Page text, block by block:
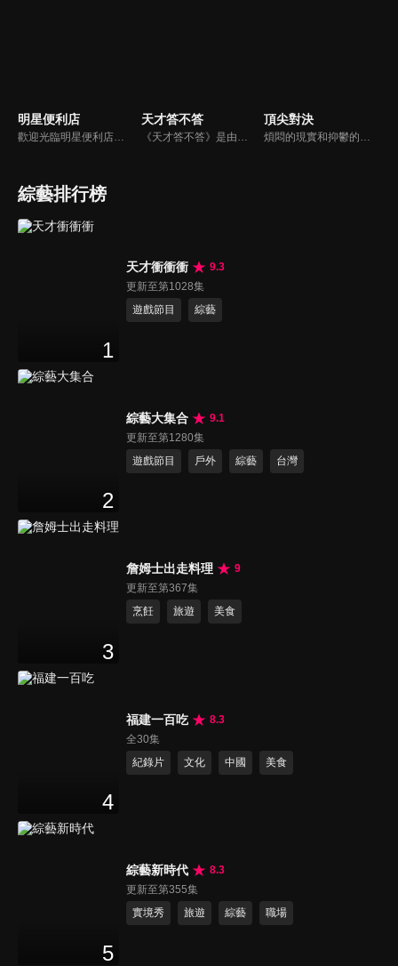
明星便利店 天才答不答 頂尖對決
綜藝排行榜
1
天才衝衝衝
9.3
更新至第1028集
遊戲節目
綜藝
2
綜藝大集合
9.1
更新至第1280集
遊戲節目
戶外 綜藝 台灣
3
詹姆士出走料理
9
更新至第367集
烹飪
旅遊 美食
4
福建一百吃
8.3
全30集
紀錄片
文化 中國 美食
5
綜藝新時代
8.3
更新至第355集
實境秀
旅遊 綜藝 職場